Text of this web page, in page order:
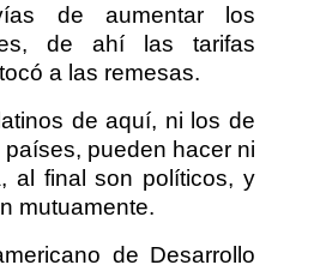
de aumentar los
de ahí las tarifas
a las remesas.
de aquí, ni los de
pueden hacer ni
al final son políticos, y
mutuamente.
de Desarrollo